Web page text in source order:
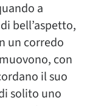
a
bell’aspetto,
un corredo
con
il suo
solito uno